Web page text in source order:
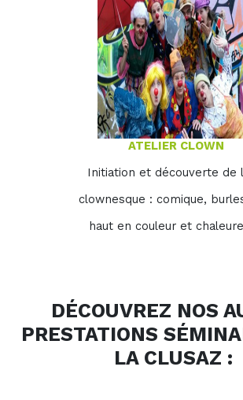
ATELIER CLOWN
Initiation et découverte de
clownesque : comique,
haut en couleur et
DÉCOUVREZ NOS
PRESTATIONS
LA CLUSAZ :